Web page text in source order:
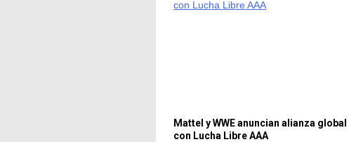
Mattel y WWE anuncian alianza global
con Lucha Libre AAA